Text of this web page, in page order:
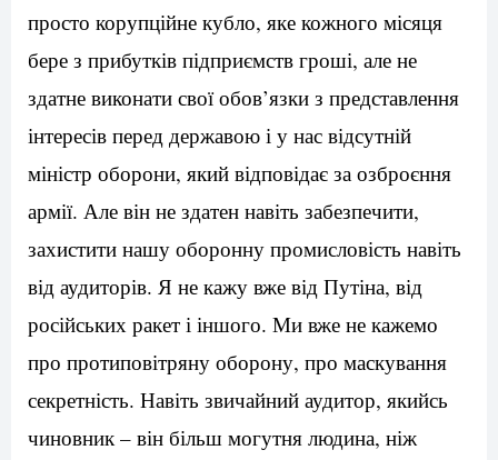
просто корупційне кубло, яке кожного місяця
бере з прибутків підприємств гроші, але не
здатне виконати свої обов’язки з представлення
інтересів перед державою і у нас відсутній
міністр оборони, який відповідає за озброєння
армії. Але він не здатен навіть забезпечити,
захистити нашу оборонну промисловість навіть
від аудиторів. Я не кажу вже від Путіна, від
російських ракет і іншого. Ми вже не кажемо
про протиповітряну оборону, про маскування
секретність. Навіть звичайний аудитор, якийсь
чиновник – він більш могутня людина, ніж